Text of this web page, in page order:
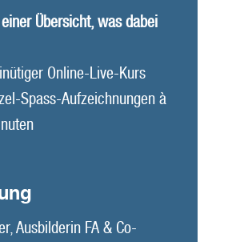
Übersicht, was dabei
Online-Live-Kurs
Spass-Aufzeichnungen à
Ausbilderin FA & Co-